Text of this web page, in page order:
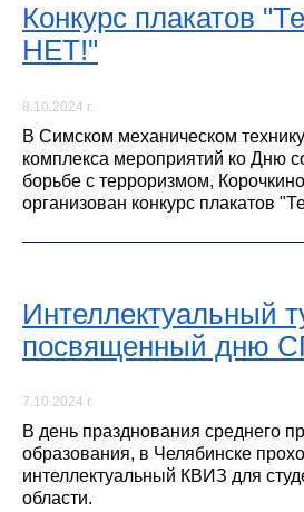
Конкурс плакатов
НЕТ!"
8.10.2024 г.
В Симском механическом
комплекса мероприятий ко Дню
борьбе с терроризмом,
организован конкурс плакатов
Интеллектуальный
посвященный дню
7.10.2024 г.
В день празднования среднего
образования, в Челябинске
интеллектуальный КВИЗ для
области.